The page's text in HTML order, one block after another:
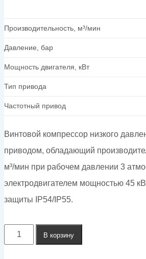
Производительность, м³/мин
Давление, бар
Мощность двигателя, кВт
Тип привода
Частотный привод
Винтовой компрессор низкого
приводом, обладающий
м³/мин при рабочем давлении 3
электродвигателем мощностью 45
защиты IP54/IP55.
КоличествоВ корзину